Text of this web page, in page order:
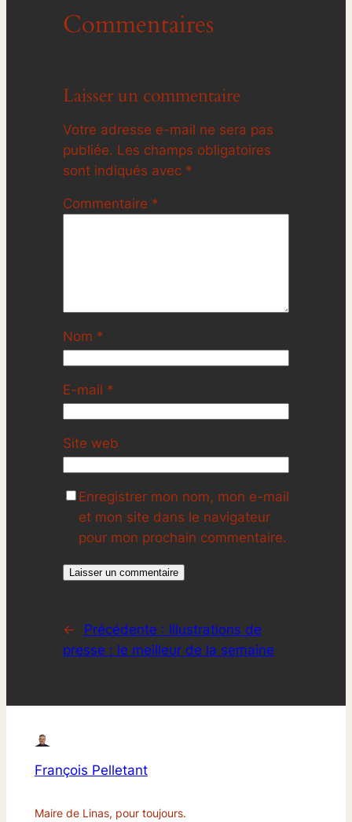
Commentaires
Laisser un commentaire
Votre adresse e-mail ne sera pas
publiée. Les champs obligatoires
sont indiqués avec *
Commentaire *
Nom *
E-mail *
Site web
Enregistrer mon nom, mon e-mail
et mon site dans le navigateur
pour mon prochain commentaire.
← Précédente : Illustrations de
presse : le meilleur de la semaine
François Pelletant
Maire de Linas, pour toujours.